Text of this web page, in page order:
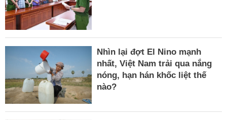
Nhìn lại đợt El Nino mạnh
nhất, Việt Nam trải qua nắng
nóng, hạn hán khốc liệt thế
nào?